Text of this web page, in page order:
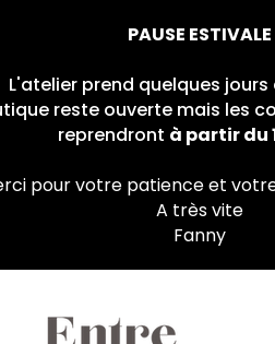
PAUSE ESTIVALE
L'atelier prend quelques
reste ouverte mais les
reprendront à partir du
pour votre patience et
A très vite
Fanny